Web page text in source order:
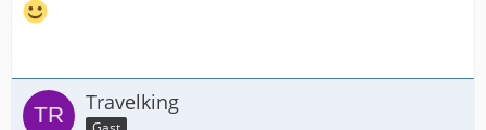
Travelking